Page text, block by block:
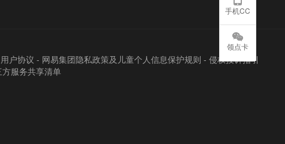
用户协议 - 网易集团隐私政策及儿童个人信息保护规则 - 侵权投诉指引
方服务共享清单
手机CC
领点卡